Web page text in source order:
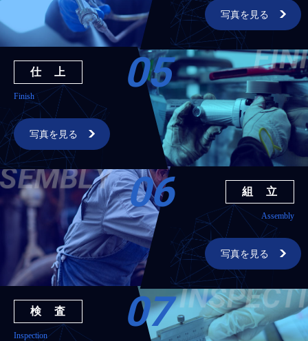
写真を見る
05
仕 上
Finish
写真を見る
06 組 立
Assembly
写真を見る
07
検 査
Inspection